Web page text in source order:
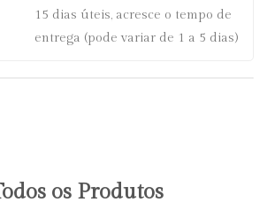
15 dias úteis, acresce o tempo de
entrega (pode variar de 1 a 5 dias)
os Produtos